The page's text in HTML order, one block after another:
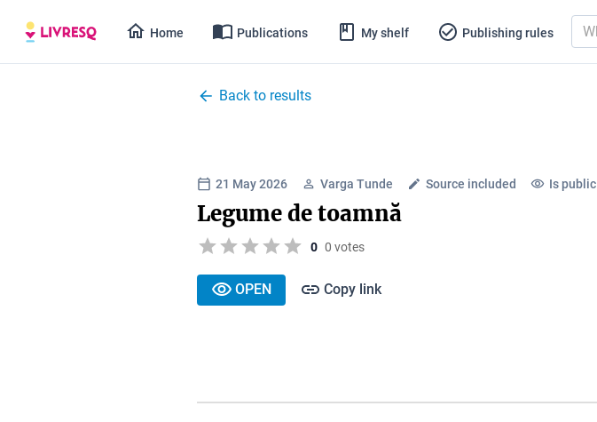
Home Publications My shelf Publishing rules
Back to results
21 May 2026 Varga Tunde Source included Is public
Legume de toamnă
0 0 votes
OPEN Copy link